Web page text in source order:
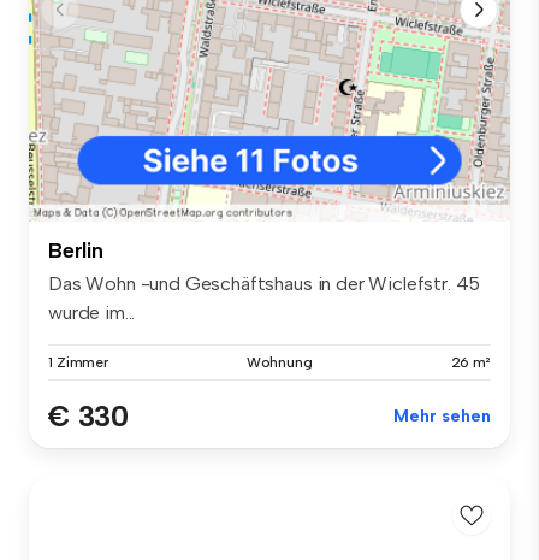
Berlin
Das Wohn -und Geschäftshaus in der Wiclefstr. 45
wurde im...
1 Zimmer Wohnung 26 m²
€ 330 Mehr sehen